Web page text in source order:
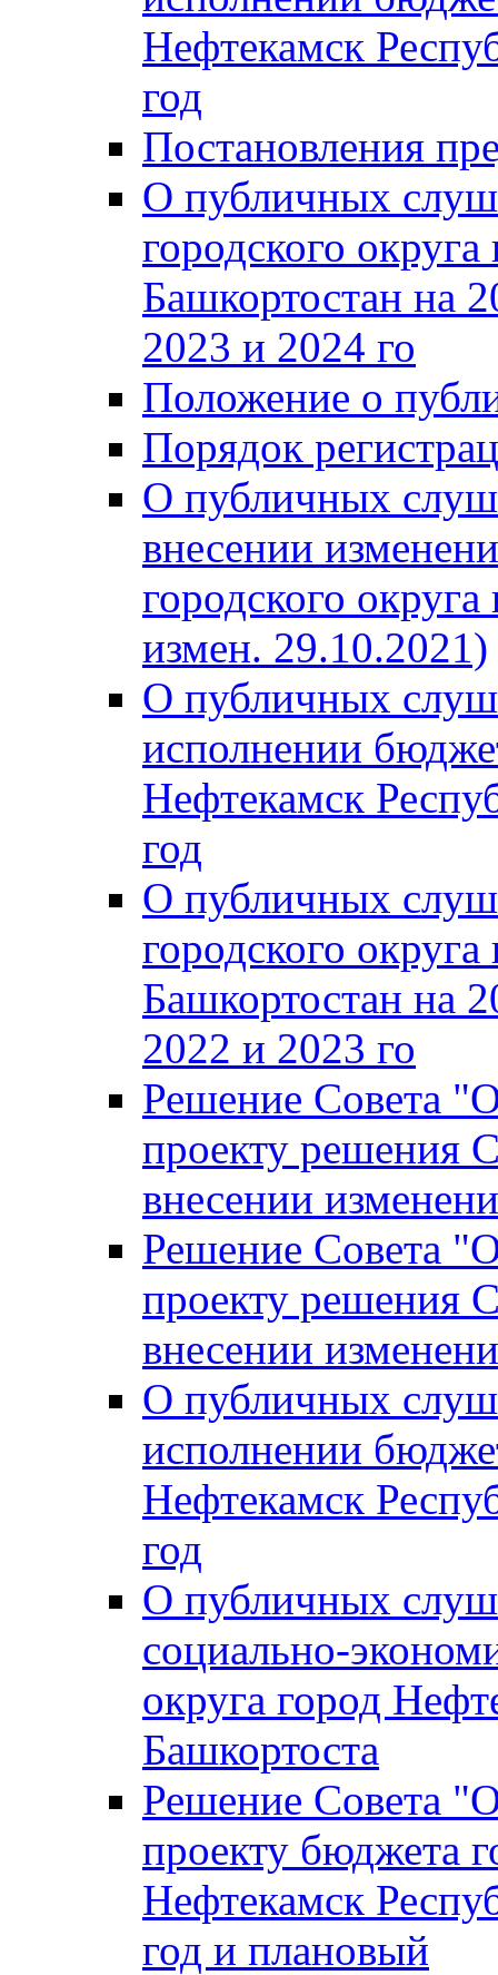
Нефтекамск
год
Постановления
О публичных
городского
Башкортостан на
2023 и 2024 го
Положение о
Порядок
О публичных
внесении
городского
измен. 29.10.2021)
О публичных
исполнении
Нефтекамск
год
О публичных
городского
Башкортостан на
2022 и 2023 го
Решение Совета
проекту решения
внесении
Решение Совета
проекту решения
внесении
О публичных
исполнении
Нефтекамск
год
О публичных
социально-
округа город
Башкортоста
Решение Совета
проекту бюджета
Нефтекамск
год и плановый